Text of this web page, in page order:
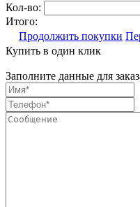
Кол-во:
Итого:
Продолжить покупки
Купить в один клик
Заполните данные для